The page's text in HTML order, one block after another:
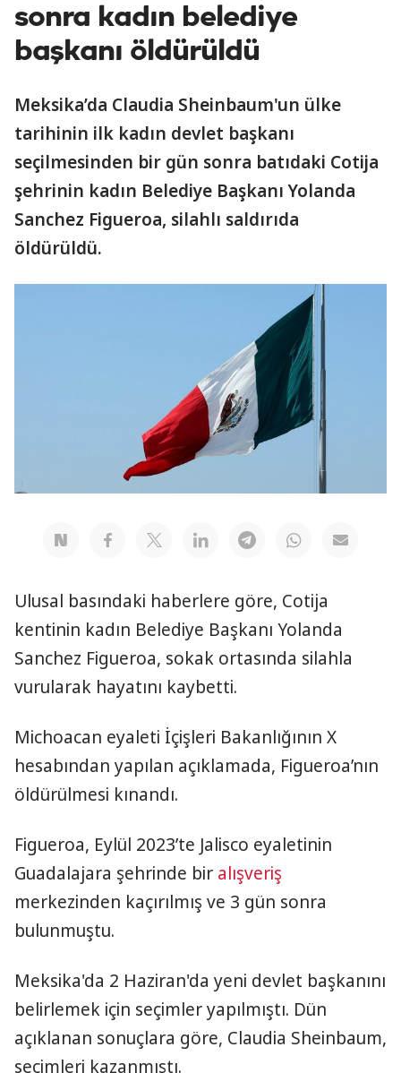
sonra kadın belediye
başkanı öldürüldü
Meksika’da Claudia Sheinbaum'un ülke
tarihinin ilk kadın devlet başkanı
seçilmesinden bir gün sonra batıdaki Cotija
şehrinin kadın Belediye Başkanı Yolanda
Sanchez Figueroa, silahlı saldırıda
öldürüldü.
Ulusal basındaki haberlere göre, Cotija
kentinin kadın Belediye Başkanı Yolanda
Sanchez Figueroa, sokak ortasında silahla
vurularak hayatını kaybetti.
Michoacan eyaleti İçişleri Bakanlığının X
hesabından yapılan açıklamada, Figueroa’nın
öldürülmesi kınandı.
Figueroa, Eylül 2023’te Jalisco eyaletinin
Guadalajara şehrinde bir alışveriş
merkezinden kaçırılmış ve 3 gün sonra
bulunmuştu.
Meksika'da 2 Haziran'da yeni devlet başkanını
belirlemek için seçimler yapılmıştı. Dün
açıklanan sonuçlara göre, Claudia Sheinbaum,
seçimleri kazanmıştı.